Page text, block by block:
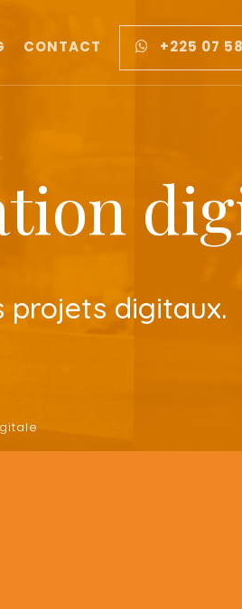
CONTACT +225 07
projets digitaux.